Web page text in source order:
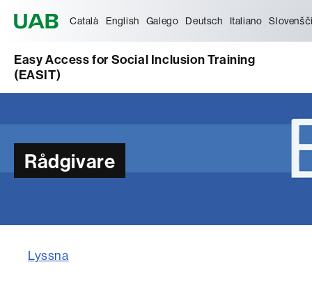
Català English Galego Deutsch Italiano
Easy Access for Social Inclusion Training
(EASIT)
Rådgivare
Lyssna